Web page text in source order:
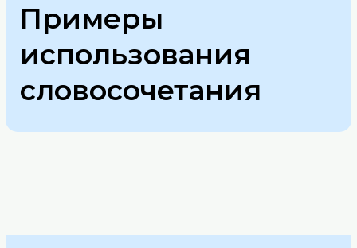
Примеры
использования
словосочетания